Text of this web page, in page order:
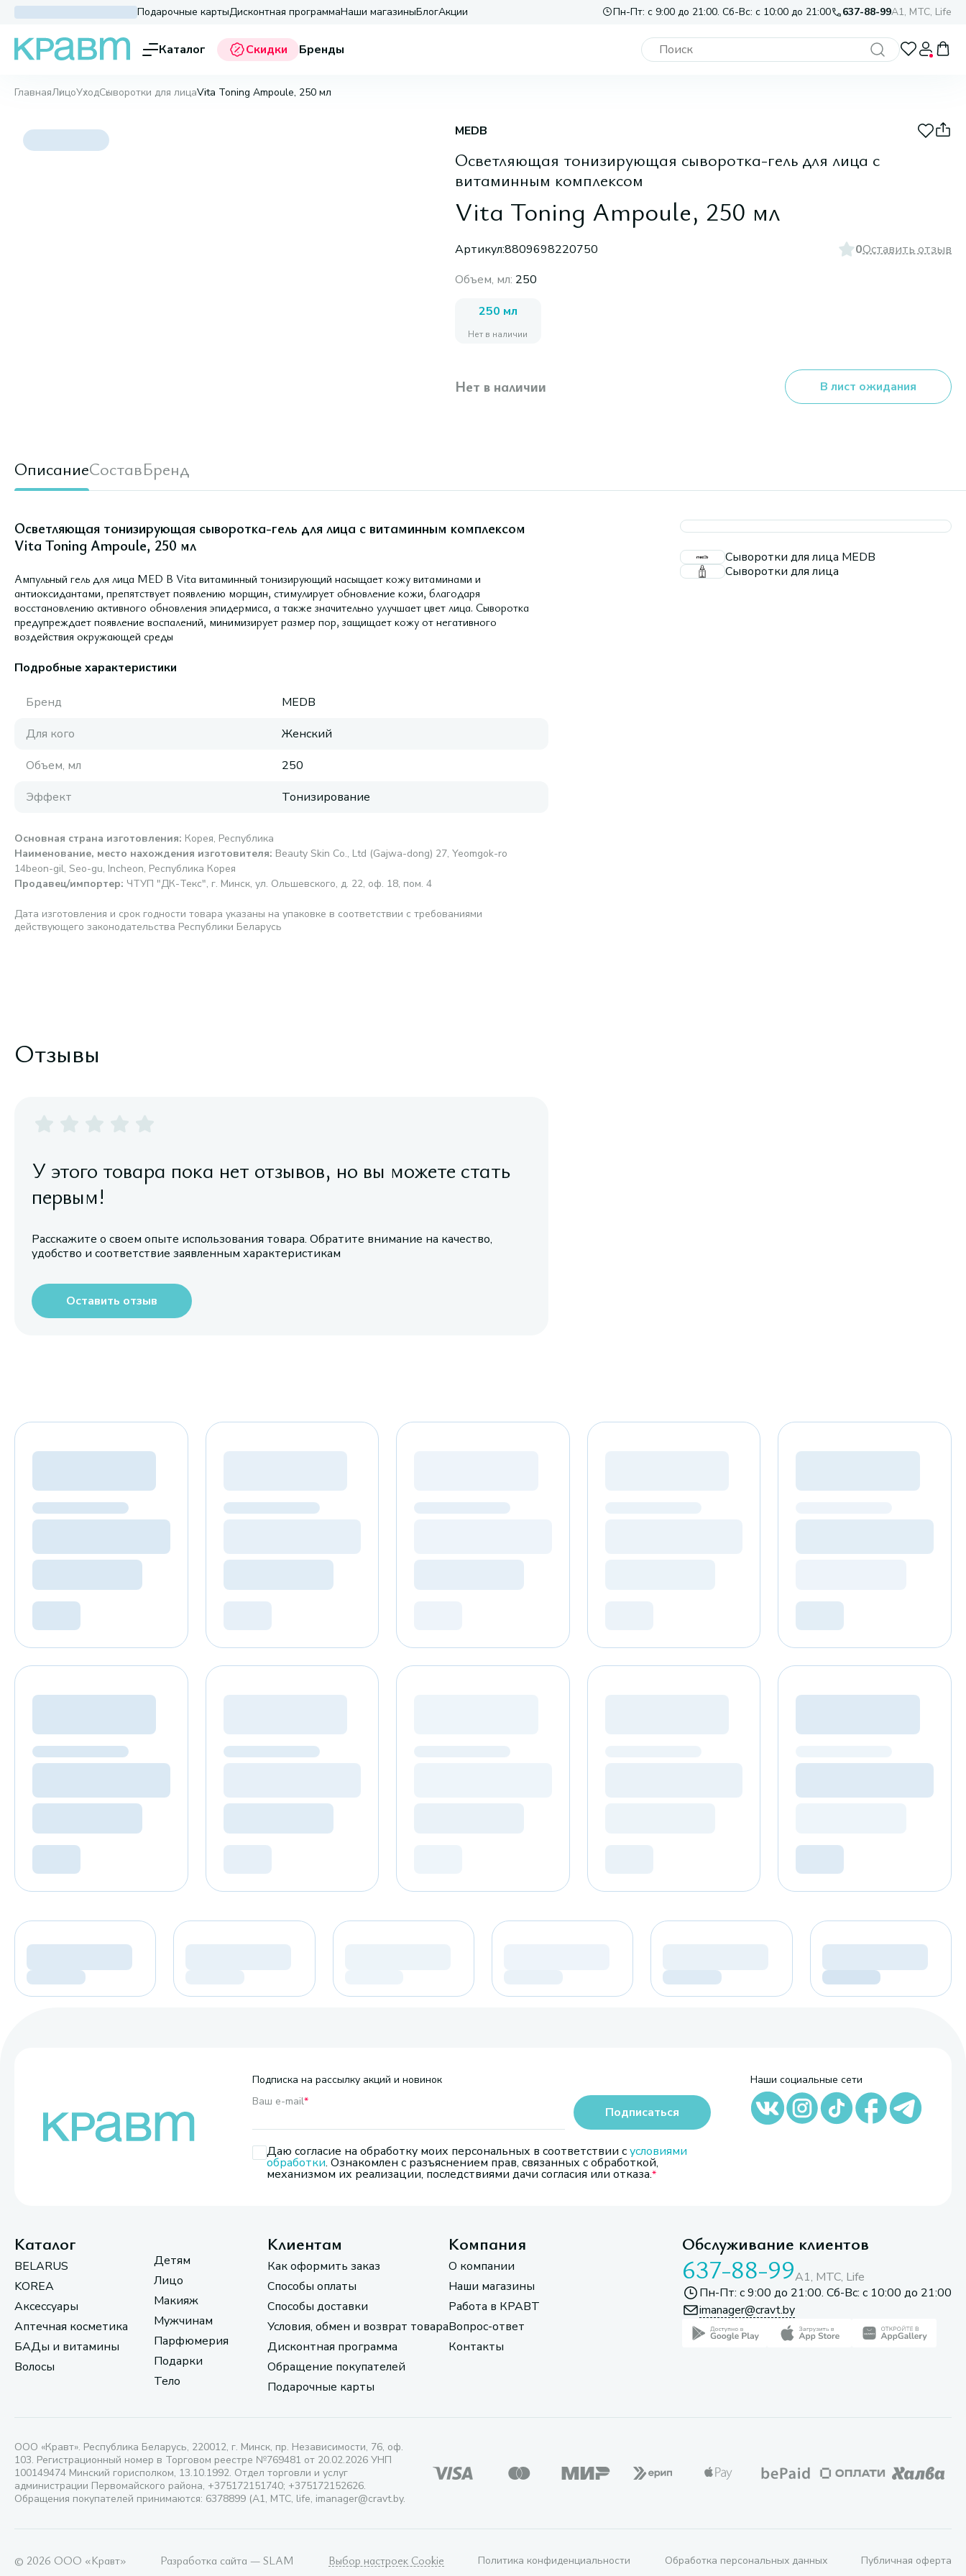
Подарочные картыДисконтная программаНаши магазиныБлогАкции Пн-Пт: с 9:00 до 21:00. Сб-Вс: с 10:00 до 21:00 637-88-99A1, МТС, Life
Каталог Скидки Бренды
ГлавнаяЛицоУходСыворотки для лицаVita Toning Ampoule, 250 мл
MEDB
Осветляющая тонизирующая сыворотка-гель для лица с
витаминным комплексом
Vita Toning Ampoule, 250 мл
Артикул:8809698220750 0Оставить отзыв
Объем, мл: 250
250 мл
Нет в наличии
Нет в наличии В лист ожидания
ОписаниеСоставБренд
Осветляющая тонизирующая сыворотка-гель для лица с витаминным комплексом
Vita Toning Ampoule, 250 мл
Ампульный гель для лица MED B Vita витаминный тонизирующий насыщает кожу витаминами и
антиоксидантами, препятствует появлению морщин, стимулирует обновление кожи, благодаря
восстановлению активного обновления эпидермиса, а также значительно улучшает цвет лица. Сыворотка
предупреждает появление воспалений, минимизирует размер пор, защищает кожу от негативного
воздействия окружающей среды
Подробные характеристики
Бренд
MEDB
Для кого
Женский
Объем, мл
250
Эффект
Тонизирование
Основная страна изготовления: Корея, Республика
Наименование, место нахождения изготовителя: Beauty Skin Co., Ltd (Gajwa-dong) 27, Yeomgok-ro
14beon-gil, Seo-gu, Incheon, Республика Корея
Продавец/импортер: ЧТУП "ДК-Текс", г. Минск, ул. Ольшевского, д. 22, оф. 18, пом. 4
Дата изготовления и срок годности товара указаны на упаковке в соответствии с требованиями
действующего законодательства Республики Беларусь
Сыворотки для лица MEDB
Сыворотки для лица
Отзывы
У этого товара пока нет отзывов, но вы можете стать
первым!
Расскажите о своем опыте использования товара. Обратите внимание на качество,
удобство и соответствие заявленным характеристикам
Оставить отзыв
Подписка на рассылку акций и новинок
Ваш e-mail*
Даю согласие на обработку моих персональных в соответствии сусловиями
обработки. Ознакомлен с разъяснением прав, связанных с обработкой,
механизмом их реализации, последствиями дачи согласия или отказа.
Подписаться
Наши социальные сети
Каталог
BELARUS
KOREA
Аксессуары
Аптечная косметика
БАДы и витамины
Волосы
Детям
Лицо
Макияж
Мужчинам
Парфюмерия
Подарки
Тело
Клиентам
Как оформить заказ
Способы оплаты
Способы доставки
Условия, обмен и возврат товара
Дисконтная программа
Обращение покупателей
Подарочные карты
Компания
О компании
Наши магазины
Работа в КРАВТ
Вопрос-ответ
Контакты
Обслуживание клиентов
637-88-99A1, МТС, Life
Пн-Пт: с 9:00 до 21:00. Сб-Вс: с 10:00 до 21:00
imanager@cravt.by
ООО «Кравт». Республика Беларусь, 220012, г. Минск, пр. Независимости, 76, оф.
103. Регистрационный номер в Торговом реестре №769481 от 20.02.2026 УНП
100149474 Минский горисполком, 13.10.1992. Отдел торговли и услуг
администрации Первомайского района, +375172151740; +375172152626.
Обращения покупателей принимаются: 6378899 (А1, МТС, life, imanager@cravt.by.
© 2026 ООО «Кравт» Разработка сайта — SLAM Выбор настроек Cookie Политика конфиденциальности Обработка персональных данных Публичная оферта